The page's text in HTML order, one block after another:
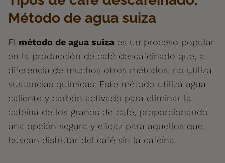
Método de agua suiza
El método de agua suiza es un proceso popular
en la producción de café descafeinado que, a
diferencia de muchos otros métodos, no utiliza
sustancias químicas. Este método utiliza agua
caliente y carbón activado para eliminar la
cafeína de los granos de café, proporcionando
una opción segura y eficaz para aquellos que
buscan disfrutar del café sin la cafeína.